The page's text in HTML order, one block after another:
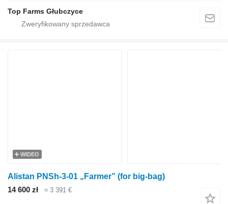
Top Farms Głubczyce
WIDEO
Alistan PNSh-3-01 „Farmer” (for big-bag)
14 600 zł
≈ 3 391 €